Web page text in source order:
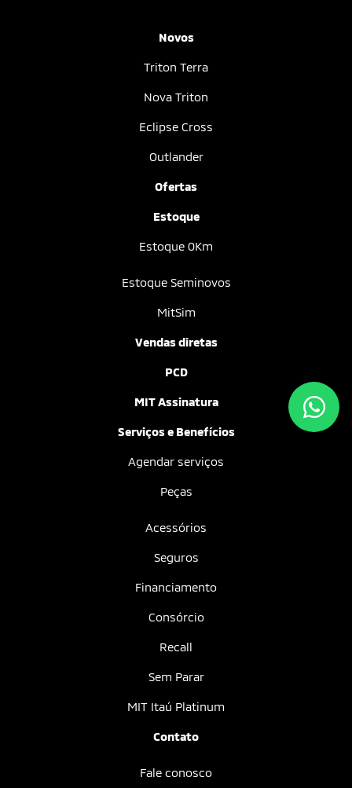
Novos
Triton Terra
Nova Triton
Eclipse Cross
Outlander
Ofertas
Estoque
Estoque 0Km
Estoque Seminovos
MitSim
Vendas diretas
PCD
MIT Assinatura
Serviços e Benefícios
Agendar serviços
Peças
Acessórios
Seguros
Financiamento
Consórcio
Recall
Sem Parar
MIT Itaú Platinum
Contato
Fale conosco